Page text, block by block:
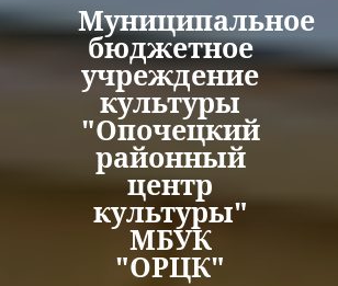
Муниципальное
бюджетное
учреждение
культуры
"Опочецкий
районный
центр
культуры"
МБУК
"ОРЦК"